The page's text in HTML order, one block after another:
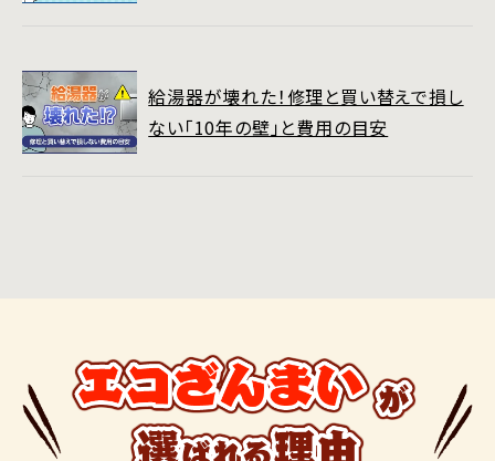
給湯器が壊れた！修理と買い替えで損し
ない「10年の壁」と費用の目安